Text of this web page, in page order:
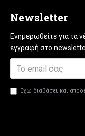
Newsletter
Ενημερωθείτε για τα
εγγραφή στο
Έχω διαβάσει και